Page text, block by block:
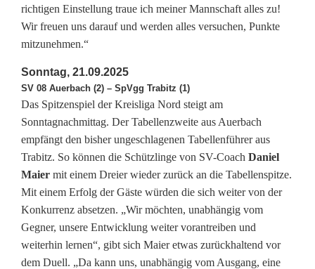
l
l
e
n
f
ü
h
r
u
n
richtigen Einstellung traue ich meiner Mannschaft alles zu!
Wir freuen uns darauf und werden alles versuchen, Punkte
mitzunehmen.“
Sonntag, 21.09.2025
SV 08 Auerbach (2) – SpVgg Trabitz (1)
Das Spitzenspiel der Kreisliga Nord steigt am
Sonntagnachmittag. Der Tabellenzweite aus Auerbach
empfängt den bisher ungeschlagenen Tabellenführer aus
Trabitz. So können die Schützlinge von SV-Coach Daniel
Maier mit einem Dreier wieder zurück an die Tabellenspitze.
Mit einem Erfolg der Gäste würden die sich weiter von der
Konkurrenz absetzen. „Wir möchten, unabhängig vom
Gegner, unsere Entwicklung weiter vorantreiben und
weiterhin lernen“, gibt sich Maier etwas zurückhaltend vor
dem Duell. „Da kann uns, unabhängig vom Ausgang, eine